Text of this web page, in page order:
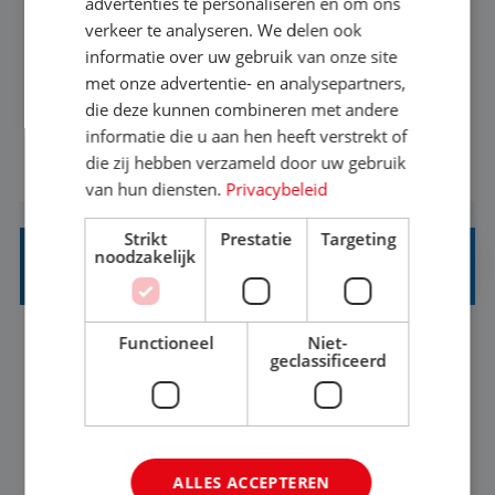
Met jouw ervaring in de reisbranche of
achtergrond in toerisme ben je klaar voor de
volgende stap. Vanaf je stoel reis je de hele
wereld over en speel je moeiteloos in op de
wensen van je team, je klant en wat er in de
reiswereld gebeurt. Met je enthousiasme weet je
klanten te overtuigen om die droomreis te
boeken! ...
BEKIJK VACATURE
REISADVISEUR JUNIOR
Bunschoten-Spakenburg, Utrecht, Nederland
MBO
achtergrond in toerisme ben je klaar voor de
verkeer te analyseren. We delen ook
informatie over uw gebruik van onze site
met onze advertentie- en analysepartners,
die deze kunnen combineren met andere
informatie die u aan hen heeft verstrekt of
die zij hebben verzameld door uw gebruik
van hun diensten. Privacybeleid
Strikt
noodzakelijk
Prestatie Targeting
Functioneel
Niet-
geclassificeerd
ALLES ACCEPTEREN